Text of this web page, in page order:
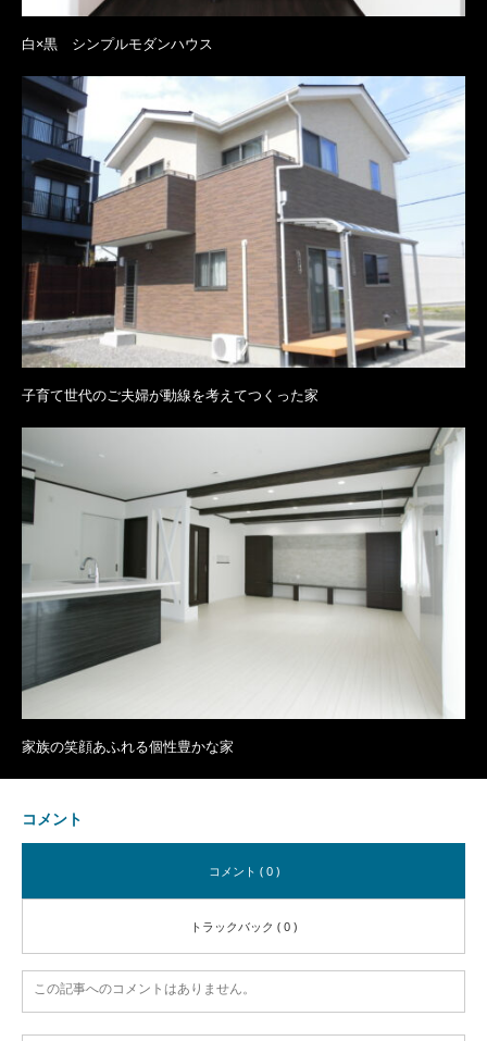
白×黒 シンプルモダンハウス
子育て世代のご夫婦が動線を考えてつくった家
家族の笑顔あふれる個性豊かな家
コメント
コメント ( 0 )
トラックバック ( 0 )
この記事へのコメントはありません。